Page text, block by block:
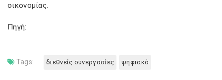
οικονομίας.
Πηγή:
Tags: διεθνείς συνεργασίες ψηφιακό